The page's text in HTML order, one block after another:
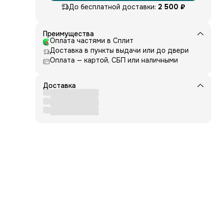
До бесплатной доставки: 2 500 ₽
Преимущества
Оплата частями в Сплит
Доставка в пункты выдачи или до двери
Оплата — картой, СБП или наличными
Доставка